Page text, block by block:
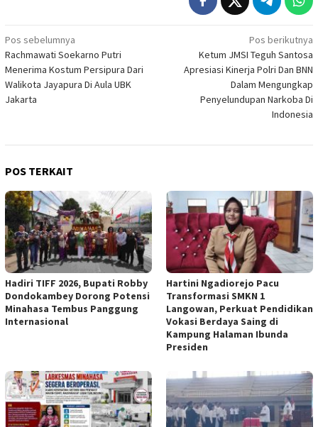
Navigasi
pos
Pos sebelumnya
Rachmawati Soekarno Putri
Menerima Kostum Persipura Dari
Walikota Jayapura Di Aula UBK
Jakarta
Pos berikutnya
Ketum JMSI Teguh Santosa
Apresiasi Kinerja Polri Dan BNN
Dalam Mengungkap
Penyelundupan Narkoba Di
Indonesia
POS TERKAIT
Hadiri TIFF 2026, Bupati Robby
Dondokambey Dorong Potensi
Minahasa Tembus Panggung
Internasional
Hartini Ngadiorejo Pacu
Transformasi SMKN 1
Langowan, Perkuat Pendidikan
Vokasi Berdaya Saing di
Kampung Halaman Ibunda
Presiden